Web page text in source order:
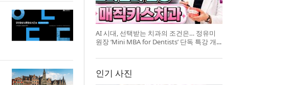
AI 시대, 선택받는 치과의 조건은… 정유미
원장 ‘Mini MBA for Dentists’ 단독 특강 개
인기 사진